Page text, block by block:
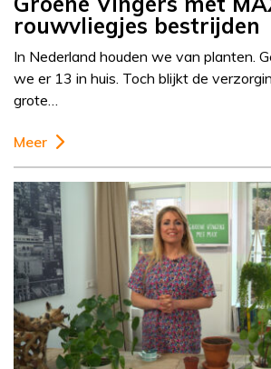
rouwvliegjes bestrijden
In Nederland houden we van planten.
we er 13 in huis. Toch blijkt de
grote…
Meer